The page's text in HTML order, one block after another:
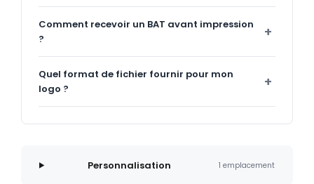
Comment recevoir un BAT avant impression
?
Quel format de fichier fournir pour mon
logo ?
Personnalisation 1 emplacement